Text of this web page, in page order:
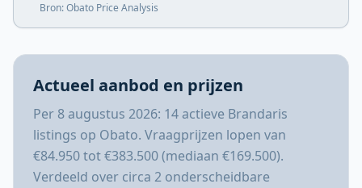
Bron: Obato Price Analysis
Actueel aanbod en prijzen
Per 8 augustus 2026: 14 actieve Brandaris
listings op Obato. Vraagprijzen lopen van
€84.950 tot €383.500 (mediaan €169.500).
Verdeeld over circa 2 onderscheidbare